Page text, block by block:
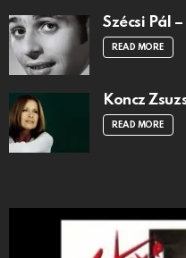
Szécsi Pál
READ MORE
Koncz
READ MORE